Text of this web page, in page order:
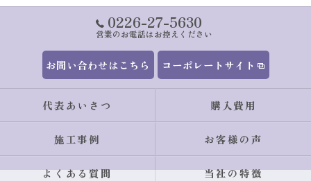
0226-27-5630
営業のお電話はお控えください
お問い合わせはこちら コーポレートサイト
代表あいさつ 購入費用
施工事例 お客様の声
よくある質問 当社の特徴